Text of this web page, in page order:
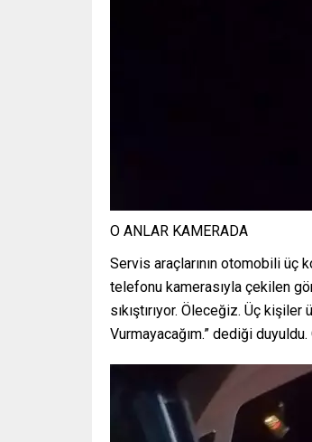
O ANLAR KAMERADA
Servis araçlarının otomobili üç
telefonu kamerasıyla çekilen
sıkıştırıyor. Öleceğiz. Üç
Vurmayacağım.” dediği